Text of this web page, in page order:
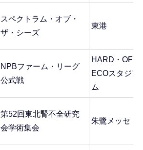
スペクトラム・オブ・
ザ・シーズ
東港
NPBファーム・リーグ
公式戦
HARD・OFF
ECOスタジア
ム
第52回東北腎不全研究
会学術集会
朱鷺メッセ